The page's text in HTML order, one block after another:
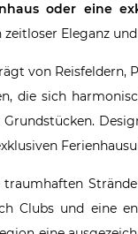
oder eine
zeitloser Eleganz
von Reisfeldern,
die sich
Clubs und eine